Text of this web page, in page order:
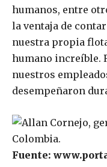
humanos, entre
la ventaja de
nuestra propia
humano increíble.
nuestros
desempeñaron
Fuente: